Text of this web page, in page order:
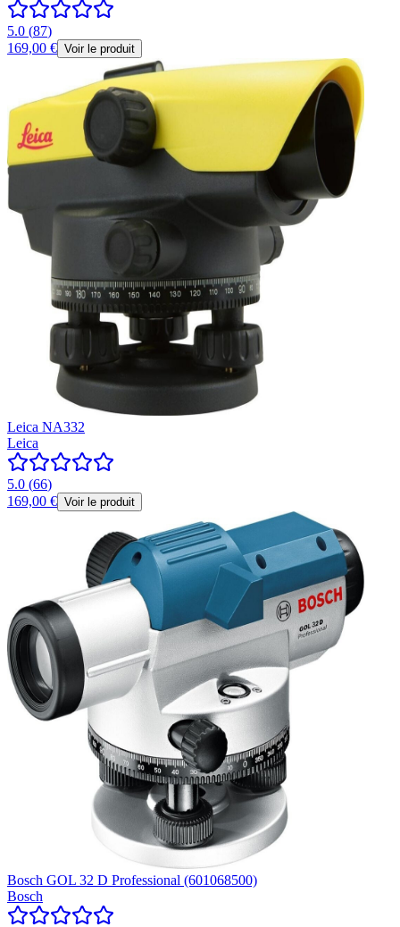
5.0 (87)
169,00 € Voir le produit
Leica NA332
Leica
5.0 (66)
169,00 € Voir le produit
Bosch GOL 32 D Professional (601068500)
Bosch